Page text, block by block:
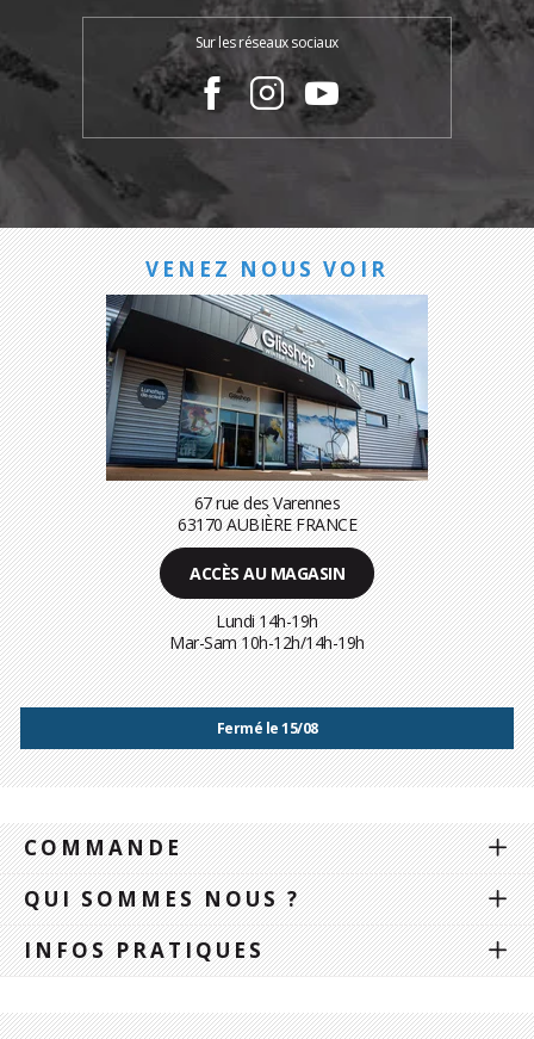
Sur les réseaux sociaux
VENEZ NOUS VOIR
67 rue des Varennes
63170 AUBIÈRE FRANCE
ACCÈS AU MAGASIN
Lundi 14h-19h
Mar-Sam 10h-12h/14h-19h
Fermé le 15/08
COMMANDE
QUI SOMMES NOUS ?
INFOS PRATIQUES